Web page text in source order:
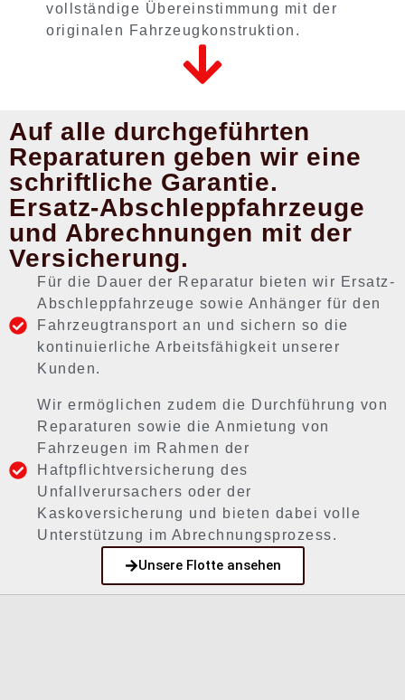
vollständige Übereinstimmung mit der
originalen Fahrzeugkonstruktion.
Auf alle durchgeführten
Reparaturen geben wir eine
schriftliche Garantie.
Ersatz-Abschleppfahrzeuge
und Abrechnungen mit der
Versicherung.
Für die Dauer der Reparatur bieten wir Ersatz-
Abschleppfahrzeuge sowie Anhänger für den
Fahrzeugtransport an und sichern so die
kontinuierliche Arbeitsfähigkeit unserer
Kunden.
Wir ermöglichen zudem die Durchführung von
Reparaturen sowie die Anmietung von
Fahrzeugen im Rahmen der
Haftpflichtversicherung des
Unfallverursachers oder der
Kaskoversicherung und bieten dabei volle
Unterstützung im Abrechnungsprozess.
Unsere Flotte ansehen